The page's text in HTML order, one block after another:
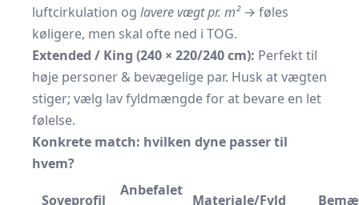
luftcirkulation og lavere vægt pr. m²→ føles
køligere, men skal ofte ned i TOG.
Extended / King (240 × 220/240 cm): Perfekt til
høje personer & bevægelige par. Husk at vægten
stiger; vælg lav fyldmængde for at bevare en let
følelse.
Konkrete match: hvilken dyne passer til
hvem?
Soveprofil
Anbefalet
Materiale/Fyld